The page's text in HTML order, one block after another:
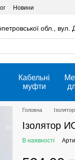
Новини
обл., вул.
Кабельні
муфти
Головна
Ізолятор
В наявності